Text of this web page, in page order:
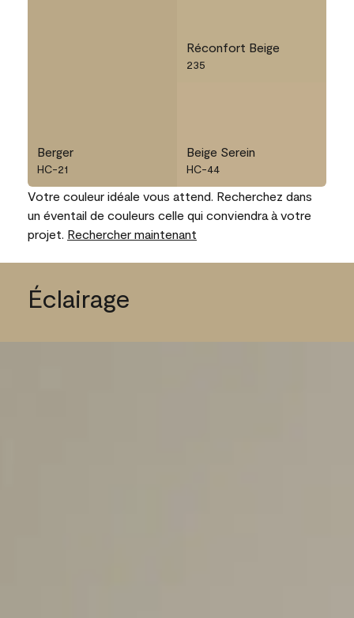
Berger
HC-21
Réconfort Beige
235
Beige Serein
HC-44
Votre couleur idéale vous attend. Recherchez dans
un éventail de couleurs celle qui conviendra à votre
projet. Rechercher maintenant
Éclairage